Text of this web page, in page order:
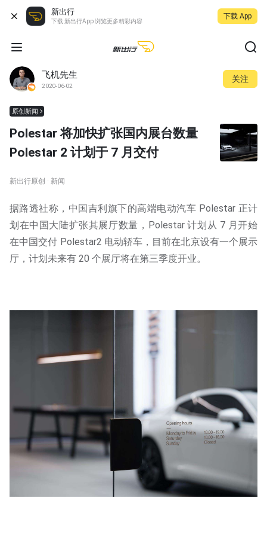
新出行
下载 新出行App 浏览更多精彩内容
下载 App
飞机先生
2020-06-02
关注
原创新闻
Polestar 将加快扩张国内展台数量
Polestar 2 计划于 7 月交付
新出行原创 · 新闻
据路透社称，中国吉利旗下的高端电动汽车 Polestar 正计
划在中国大陆扩张其展厅数量，Polestar 计划从 7 月开始
在中国交付 Polestar2 电动轿车，目前在北京设有一个展示
厅，计划未来有 20 个展厅将在第三季度开业。